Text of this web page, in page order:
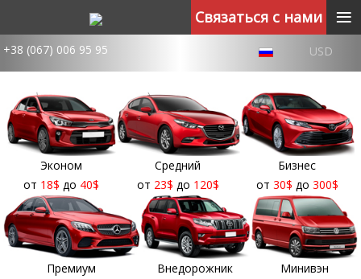
+38 (067) 006 95 95 USD
Эконом
от 18$ до 40$
Средний
от 23$ до 120$
Бизнес
от 30$ до 300$
Премиум
Внедорожник
Минивэн
Связаться с нами ≡